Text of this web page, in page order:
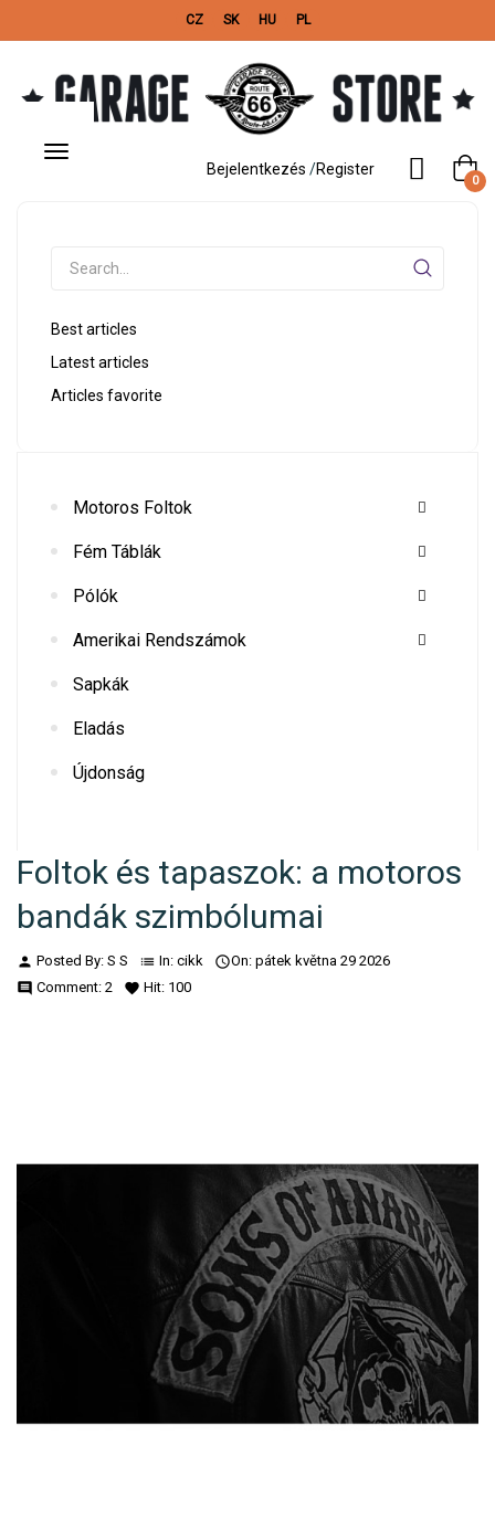
CZ SK HU PL
Bejelentkezés /Register
0
Toggle
Best articles
Latest articles
Articles favorite
Motoros Foltok
Fém Táblák
Pólók
Amerikai Rendszámok
Sapkák
Eladás
Újdonság
Foltok és tapaszok: a motoros
bandák szimbólumai
person Posted By: S S list In: cikk On: pátek května 29 2026
comment Comment: 2 favorite Hit: 100